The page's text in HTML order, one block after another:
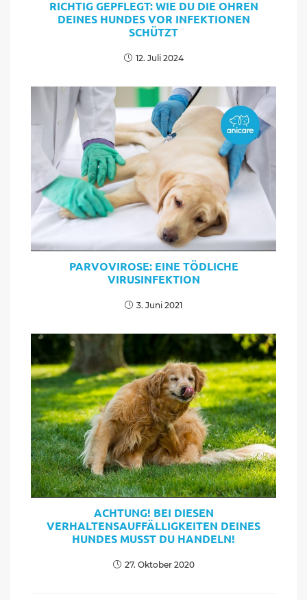
RICHTIG GEPFLEGT: WIE DU DIE OHREN
DEINES HUNDES VOR INFEKTIONEN
SCHÜTZT
12. Juli 2024
PARVOVIROSE: EINE TÖDLICHE
VIRUSINFEKTION
3. Juni 2021
ACHTUNG! BEI DIESEN
VERHALTENSAUFFÄLLIGKEITEN DEINES
HUNDES MUSST DU HANDELN!
27. Oktober 2020